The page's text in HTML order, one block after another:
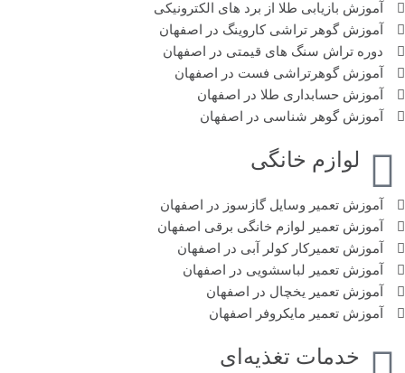
آموزش بازیابی طلا از برد های الکترونیکی
آموزش گوهر تراشی کاروینگ در اصفهان
دوره تراش سنگ های قیمتی در اصفهان
آموزش گوهر‌تراشی فست در اصفهان
آموزش حسابداری طلا در اصفهان
آموزش گوهر شناسی در اصفهان
لوازم خانگی
آموزش تعمیر وسایل گازسوز در اصفهان
آموزش تعمیر لوازم خانگی برقی اصفهان
آموزش تعمیرکار کولر آبی در اصفهان
آموزش تعمیر لباسشویی در اصفهان
آموزش تعمیر یخچال در اصفهان
آموزش تعمیر مایکروفر اصفهان
خدمات تغذیه‌ای